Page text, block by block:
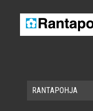
RAN­TA­POH­JA